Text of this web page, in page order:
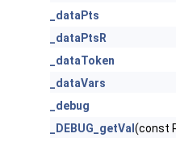
_dataPts
_dataPtsR
_dataToken
_dataVars
_debug
_DEBUG_getVal (const